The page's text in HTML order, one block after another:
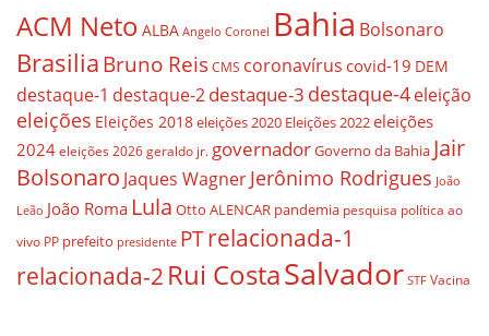
ACM Neto ALBA Angelo Coronel Bahia Bolsonaro
BrasiliaBruno ReisCMS coronavírus covid-19 DEM
destaque-1 destaque-2destaque-3 destaque-4eleição
eleições Eleições 2018eleições 2020 Eleições 2022eleições
2024 eleições 2026 geraldo jr. governadorGoverno da Bahia Jair
Bolsonaro Jaques WagnerJerônimo Rodrigues João
Leão João Roma Lula Otto ALENCAR pandemia pesquisa política ao
vivo PP prefeito presidente PTrelacionada-1
relacionada-2 Rui CostaSalvador STF Vacina